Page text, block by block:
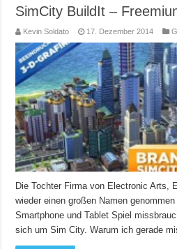
SimCity BuildIt –
Kevin Soldato 17. Dezember 2014
Die Tochter Firma von Electronic Arts,
wieder einen großen Namen
Smartphone und Tablet Spiel
sich um Sim City. Warum ich gerade